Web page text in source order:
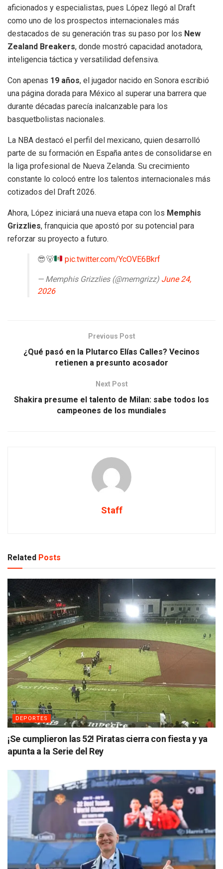
aficionados y especialistas, pues López llegó al Draft
como uno de los prospectos internacionales más
destacados de su generación tras su paso por los New
Zealand Breakers, donde mostró capacidad anotadora,
inteligencia táctica y versatilidad defensiva.
Con apenas 19 años, el jugador nacido en Sonora escribió
una página dorada para México al superar una barrera que
durante décadas parecía inalcanzable para los
basquetbolistas nacionales.
La NBA destacó el perfil del mexicano, quien desarrolló
parte de su formación en España antes de consolidarse en
la liga profesional de Nueva Zelanda. Su crecimiento
constante lo colocó entre los talentos internacionales más
cotizados del Draft 2026.
Ahora, López iniciará una nueva etapa con los Memphis
Grizzlies, franquicia que apostó por su potencial para
reforzar su proyecto a futuro.
😎🐻 pic.twitter.com/YcOVE6Bkrf
— Memphis Grizzlies (@memgrizz) June 24,
2026
Previous Post
¿Qué pasó en la Plutarco Elías Calles? Vecinos
retienen a presunto acosador
Next Post
Shakira presume el talento de Milan: sabe todos los
campeones de los mundiales
Staff
Related Posts
DEPORTES
¡Se cumplieron las 52! Piratas cierra con fiesta y ya
apunta a la Serie del Rey